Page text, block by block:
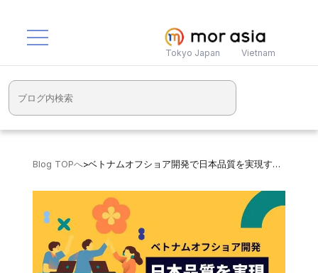
Tokyo Japan Vietnam
Blog TOPへ > ベトナムオフショア開発で日本品質を実現する5つの秘訣